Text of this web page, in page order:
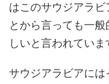
はこのサウジアラビ
とから言っても一
しいと言われていま
サウジアラビアに